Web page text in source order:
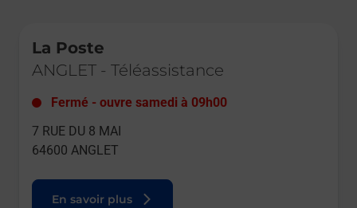
La Poste
ANGLET - Téléassistance
Fermé - ouvre samedi à 09h00
7 RUE DU 8 MAI
64600 ANGLET
En savoir plus